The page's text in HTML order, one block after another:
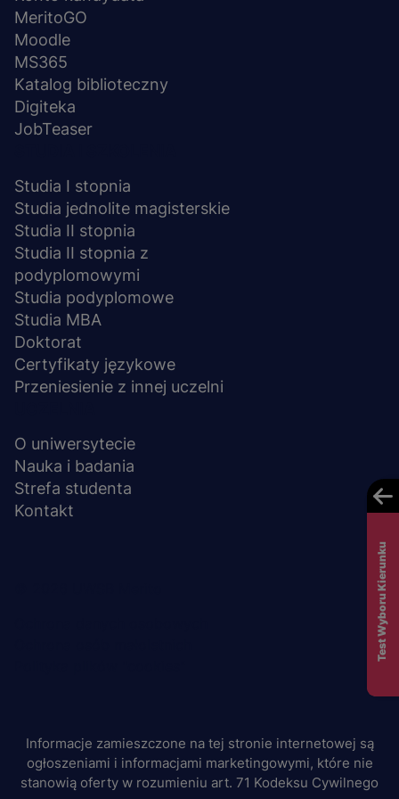
MeritoGO
Moodle
MS365
Katalog biblioteczny
Digiteka
JobTeaser
Studia I stopnia
Studia jednolite magisterskie
Studia II stopnia
Studia II stopnia z
podyplomowymi
Studia podyplomowe
Studia MBA
Doktorat
Certyfikaty językowe
Przeniesienie z innej uczelni
O uniwersytecie
Nauka i badania
Strefa studenta
Kontakt
Informacje zamieszczone na tej stronie internetowej są
ogłoszeniami i informacjami marketingowymi, które nie
stanowią oferty w rozumieniu art. 71 Kodeksu Cywilnego
Test Wyboru Kierunku